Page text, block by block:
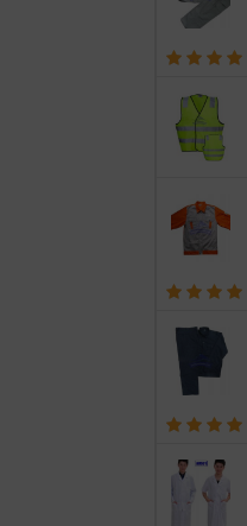
out of 5
out of 5
out of 5